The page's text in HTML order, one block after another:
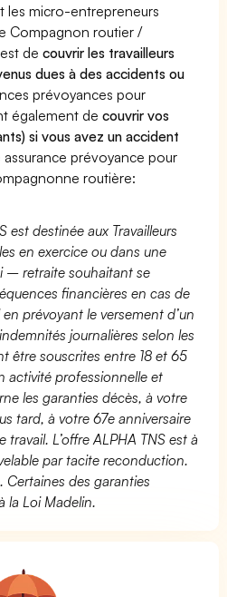
les micro-entrepreneurs
Compagnon routier /
decouvrir les travailleurs
dues à des accidents ou
prévoyances pour
également decouvrir vos
si vous avez un accident
assurance prévoyance pour
routière:
est destinée aux Travailleurs
en exercice ou dans une
– retraite souhaitant se
financières en cas de
prévoyant le versement d’un
journalières selon les
être souscrites entre 18 et 65
activité professionnelle et
les garanties décès, à votre
tard, à votre 67e anniversaire
L’offre ALPHA TNS est à
par tacite reconduction.
Certaines des garanties
la Loi Madelin.